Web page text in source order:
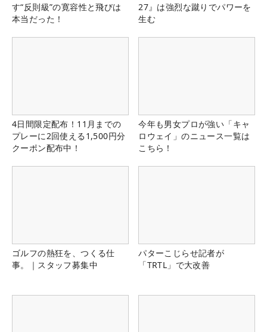
す“反則級”の寛容性と飛びは
本当だった！
27』は強烈な蹴りでパワーを
生む
4日間限定配布！11月までの
プレーに2回使える1,500円分
クーポン配布中！
今年も男女プロが強い「キャ
ロウェイ」のニュース一覧は
こちら！
ゴルフの熱狂を、つくる仕
事。｜スタッフ募集中
パターこじらせ記者が
「TRTL」で大改善